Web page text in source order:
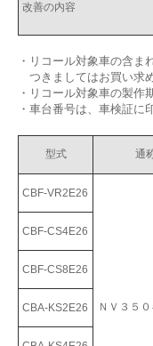
改善の内容
・ リコール対象車の含ま
つきましてはお買い求
・ リコール対象車の製作
・ 車台番号は、車検証に
型式 通
CBF-VR2E26
ＮＶ３５
CBF-CS4E26
CBF-CS8E26
CBA-KS2E26